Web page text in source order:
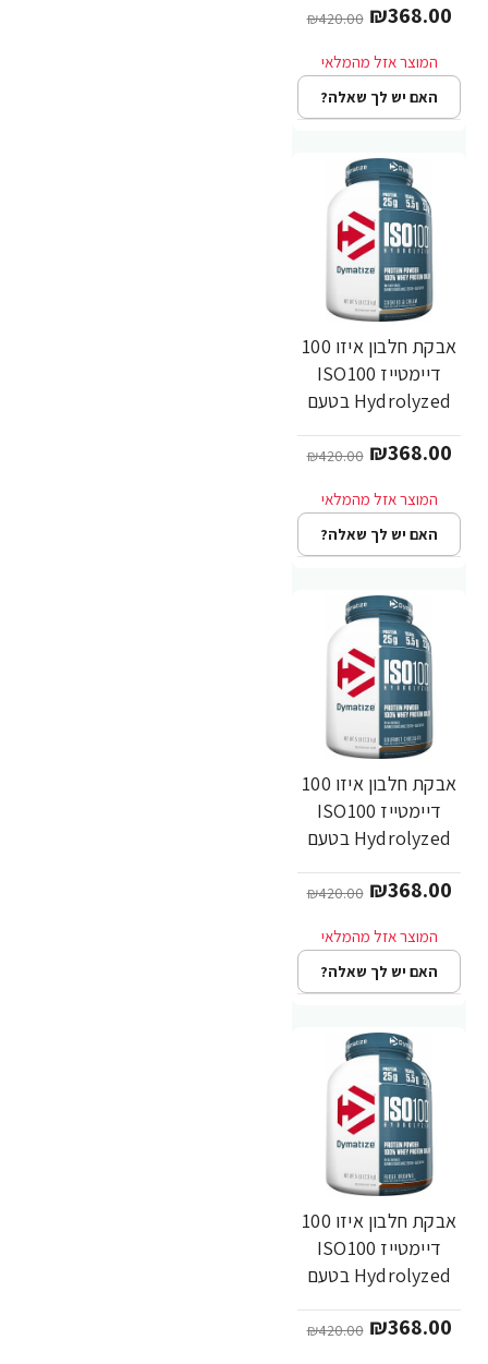
- מבית Dymatize₪368.00
₪420.00
האם יש לך שאלה?
-12%
אבקת חלבון איזו 100
דיימטייז ISO100
Hydrolyzed בטעם
מבית Dymatize₪368.00
₪420.00
האם יש לך שאלה?
-12%
אבקת חלבון איזו 100
דיימטייז ISO100
Hydrolyzed בטעם
- מבית Dymatize₪368.00
₪420.00
האם יש לך שאלה?
-12%
אבקת חלבון איזו 100
דיימטייז ISO100
Hydrolyzed בטעם
ק"ג - מבית
₪368.00
₪420.00